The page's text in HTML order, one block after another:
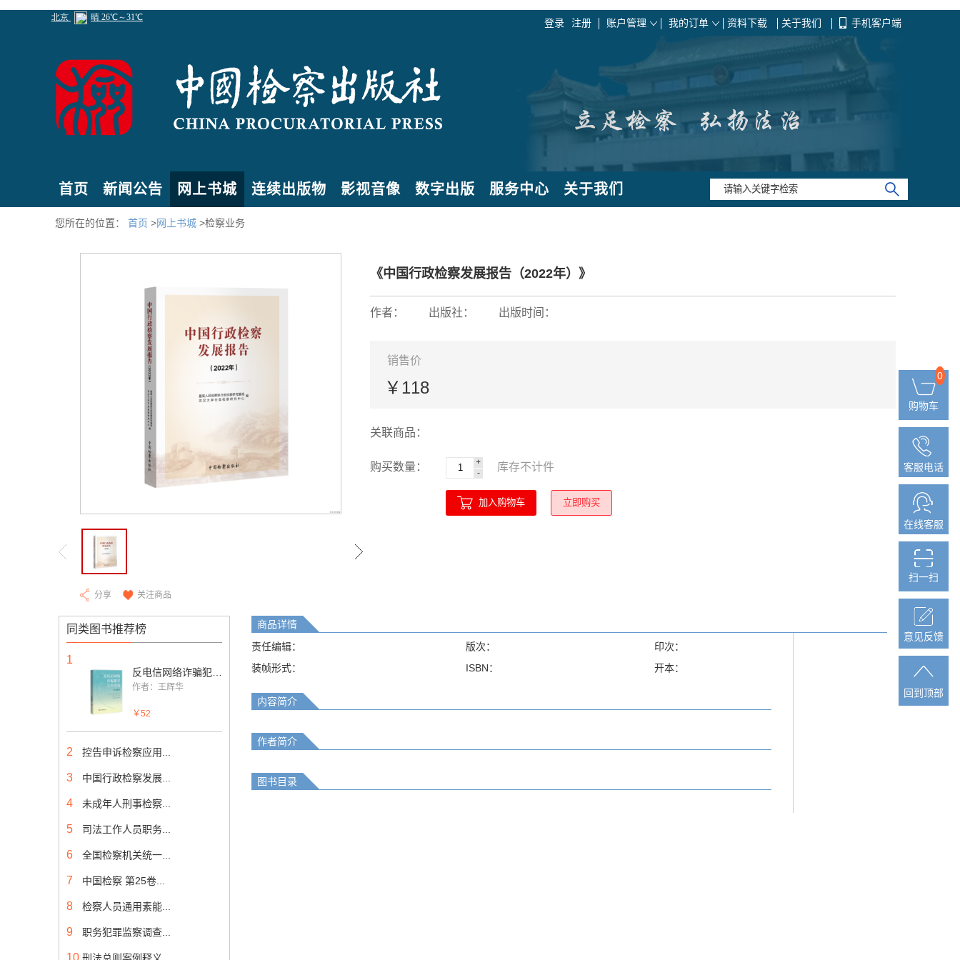
登录 注册 账户管理 我的订单 资料下载 关于我们 手机客户端
首页 新闻公告 网上书城 连续出版物 影视音像 数字出版 服务中心 关于我们
您所在的位置： 首页 >网上书城 >检察业务
分享 关注商品
《中国行政检察发展报告（2022年）》
作者： 出版社： 出版时间：
销售价
￥118
关联商品：
购买数量：
+
-
库存不计件
加入购物车 立即购买
同类图书推荐榜
1
作者：王辉华
￥52
2 控告申诉检察应用...
3 中国行政检察发展...
4 未成年人刑事检察...
5 司法工作人员职务...
6 全国检察机关统一...
7 中国检察 第25卷...
8 检察人员通用素能...
9 职务犯罪监察调查...
10
商品详情
责任编辑：
版次：
印次：
装帧形式：
ISBN： 开本：
内容简介
作者简介
图书目录
0
购物车
客服电话
在线客服
扫一扫
意见反馈
回到顶部
0
购物车
客服电话
在线客服
扫一扫
意见反馈
回到顶部